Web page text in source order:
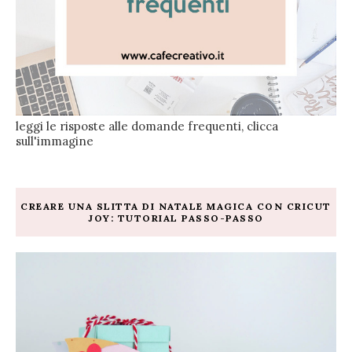
leggi le risposte alle domande frequenti, clicca
sull'immagine
CREARE UNA SLITTA DI NATALE MAGICA CON CRICUT
JOY: TUTORIAL PASSO-PASSO